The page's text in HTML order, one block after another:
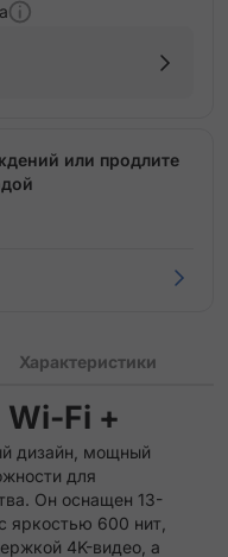
или продлите
Характеристики
Fi +
дизайн, мощный
для
Он оснащен 13-
600 нит,
4K-видео, а